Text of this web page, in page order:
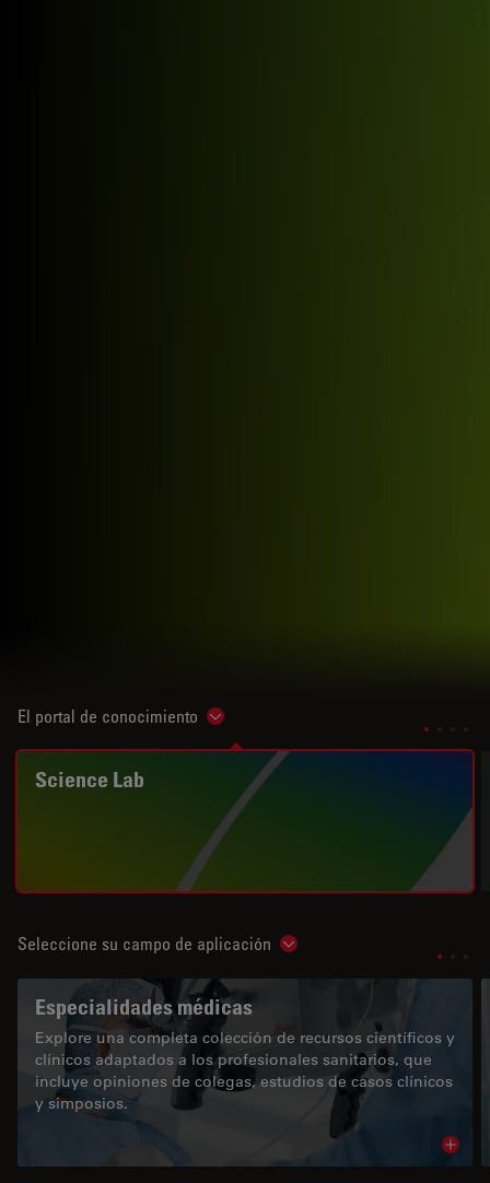
El portal de conocimiento Show subnavigation
Science Lab
Seleccione su campo de aplicación Show subnavigation
Especialidades médicas
Explore una completa colección de recursos científicos y
clínicos adaptados a los profesionales sanitarios, que
incluye opiniones de colegas, estudios de casos clínicos
y simposios.